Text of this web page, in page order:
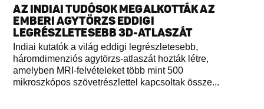
AZ INDIAI TUDÓSOK MEGALKOTTÁK AZ
EMBERI AGYTÖRZS EDDIGI
LEGRÉSZLETESEBB 3D-ATLASZÁT
Indiai kutatók a világ eddigi legrészletesebb,
háromdimenziós agytörzs-atlaszát hozták létre,
amelyben MRI-felvételeket több mint 500
mikroszkópos szövetrészlettel kapcsoltak össze...